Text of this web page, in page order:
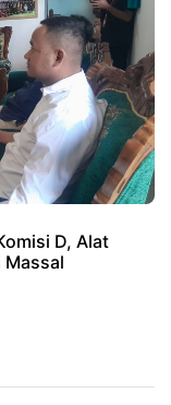
D, Alat
Massal